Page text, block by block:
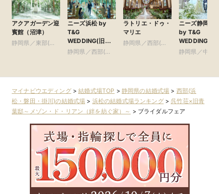
アクアガーデン迎
賓館（沼津）
静岡県／東部(富
ニーズ浜松 by
T&G
WEDDING(旧
アーセンティア迎
静岡県／西部(浜
ラトリエ・ドゥ・
マリエ
静岡県／西部(浜
ニーズ静岡ベ
by T&G
WEDDING(旧
イサイド迎賓
静岡県／中部(
マイナビウエディング>結婚式場TOP > 静岡県の結婚式場 > 西部(浜
松・磐田・掛川)の結婚式場 > 浜松の結婚式場ランキング>呉竹荘×旧青
葉邸～メゾン・ド・リアン（絆を紡ぐ家）～ > ブライダルフェア